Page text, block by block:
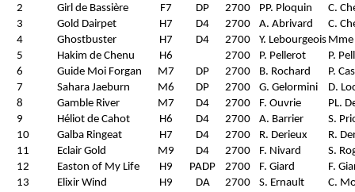
2
Girl de Bassière F7 DP 2700 PP. Ploquin
C.
3
Gold Dairpet H7 D4 2700 A. Abrivard
C.
4
Ghostbuster H7 D4 2700 Y. Lebourgeois Mme
5
Hakim de Chenu H6 2700 P. Pellerot
P.
6
Guide Moi Forgan M7 DP 2700 B. Rochard
P.
7
Sahara Jaeburn M6 DP 2700 G. Gelormini
D.
8
Gamble River M7 D4 2700 F. Ouvrie
PL.
9
Héliot de Cahot H6 D4 2700 A. Barrier
S.
10
Galba Ringeat H7 D4 2700 R. Derieux
R.
11
Eclair Gold M9 D4 2700 F. Nivard
S.
12
Easton of My Life H9 PADP 2700 F. Giard
F.
13
Elixir Wind H9 DA 2700 S. Ernault
C.